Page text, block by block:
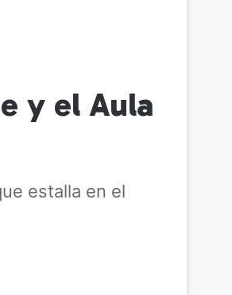
y el Aula
estalla en el